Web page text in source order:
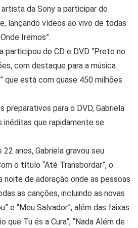
da Sony a participar do
lançando vídeos ao vivo de todas
Iremos”.
participou do CD e DVD “Preto no
com destaque para a música
que está com quase 450 milhões
preparativos para o DVD, Gabriela
inéditas que rapidamente se
anos, Gabriela gravou seu
o título “Até Transbordar”, o
noite de adoração onde as pessoas
as canções, incluindo as novas
e “Meu Salvador”, além das faixas
que Tu és a Cura”, “Nada Além de